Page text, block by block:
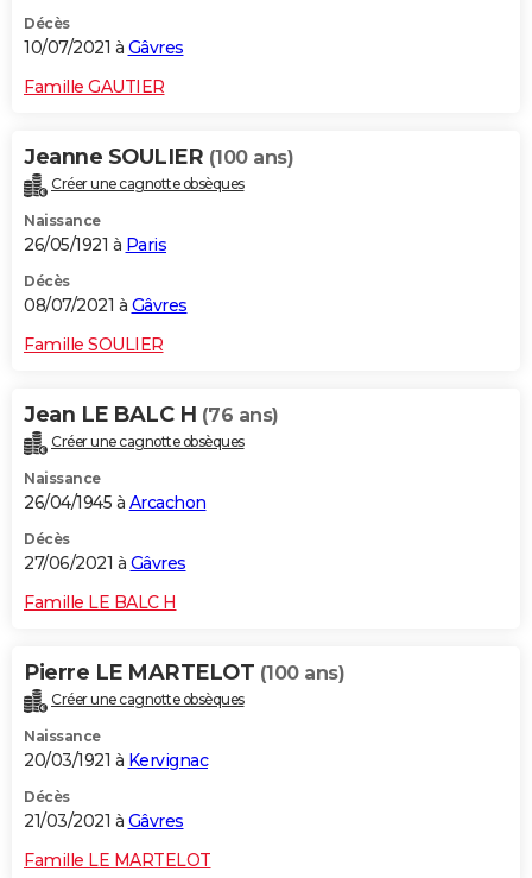
Décès
10/07/2021 à Gâvres
Famille GAUTIER
Jeanne SOULIER (100 ans)
Créer une cagnotte obsèques
Naissance
26/05/1921 à Paris
Décès
08/07/2021 à Gâvres
Famille SOULIER
Jean LE BALC H (76 ans)
Créer une cagnotte obsèques
Naissance
26/04/1945 à Arcachon
Décès
27/06/2021 à Gâvres
Famille LE BALC H
Pierre LE MARTELOT (100 ans)
Créer une cagnotte obsèques
Naissance
20/03/1921 à Kervignac
Décès
21/03/2021 à Gâvres
Famille LE MARTELOT